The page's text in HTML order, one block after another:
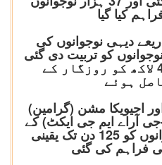
کیا گیا
دیہی نوجوانوں کی
لاکھ نوجوانوں کو تربیت دی گئی
اور 625 اداروں میں43 لاکھ کو روزگار کے
ہوئے
اجیویکا مشن (گرامین)
آراے ایم جی ایکٹ) کے
نفاذ کے ذریعے دیہی گھرانوں کو 125 دن تک یقینی
فراہم کی گئی